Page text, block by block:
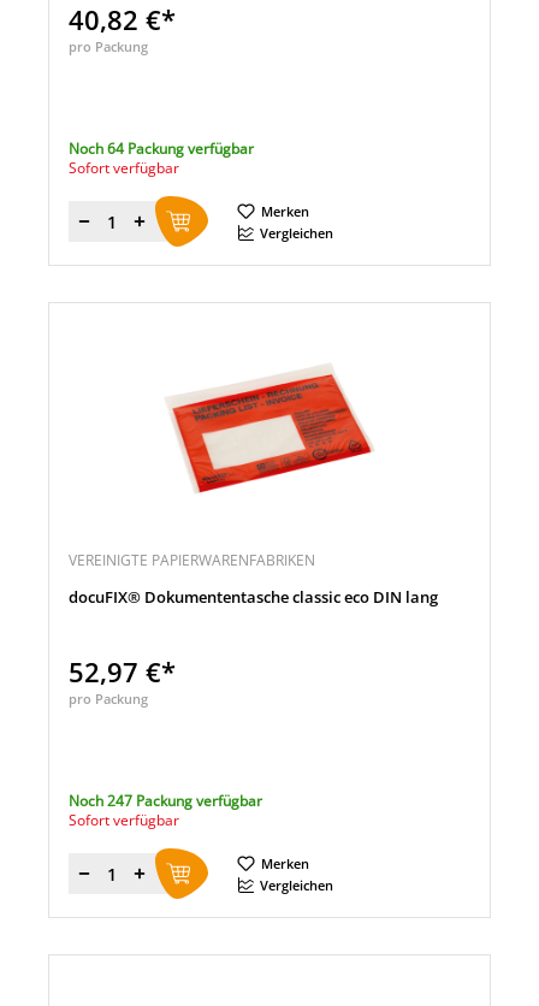
40,82 €*
pro Packung
Noch 64 Packung verfügbar
Sofort verfügbar
Menge
Merken
Vergleichen
VEREINIGTE PAPIERWARENFABRIKEN
docuFIX® Dokumententasche classic eco DIN lang
52,97 €*
pro Packung
Noch 247 Packung verfügbar
Sofort verfügbar
Menge
Merken
Vergleichen